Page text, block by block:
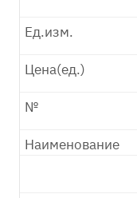
Ед.изм.
Цена(ед.)
№
Наименование